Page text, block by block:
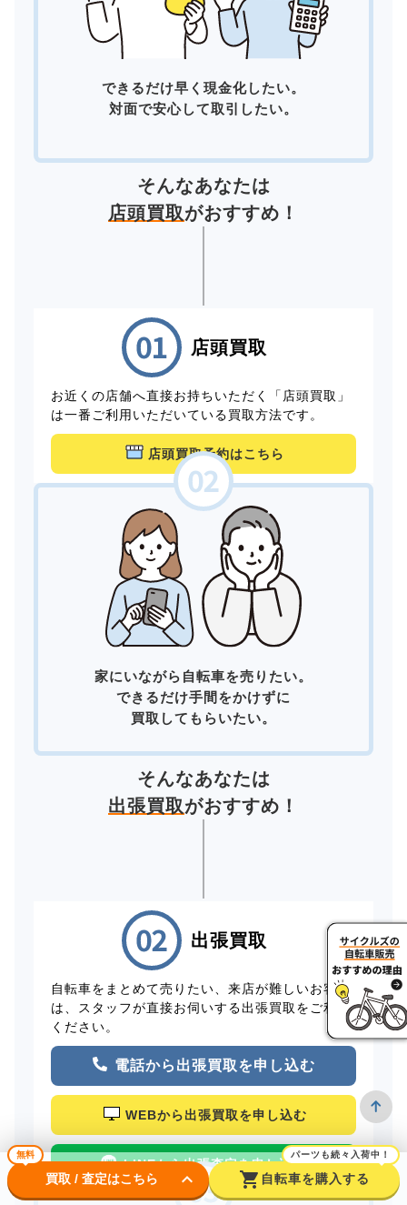
できるだけ早く現金化したい。
対面で安心して取引したい。
そんなあなたは
店頭買取がおすすめ！
店頭買取
お近くの店舗へ直接お持ちいただく「店頭買取」
は一番ご利用いただいている買取方法です。
店頭買取予約はこちら
家にいながら自転車を売りたい。
できるだけ手間をかけずに
買取してもらいたい。
そんなあなたは
出張買取がおすすめ！
出張買取
自転車をまとめて売りたい、来店が難しいお客様
は、スタッフが直接お伺いする出張買取をご利用
ください。
電話から出張買取を申し込む
WEBから出張買取を申し込む
LINEから出張査定を申し込む
無料
買取 / 査定はこちら keyboard_arrow_down shopping_cart
パーツも続々入荷中！
自転車を購入する